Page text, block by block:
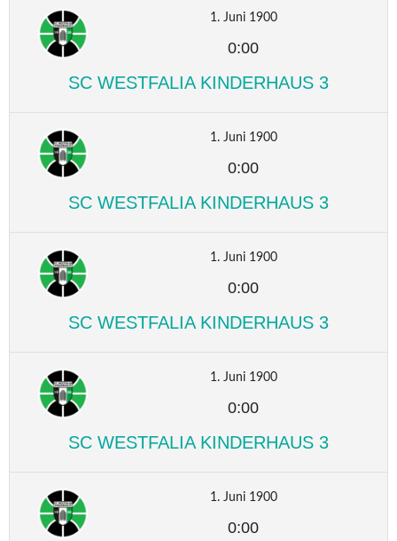
1. Juni 1900
0:00
SC WESTFALIA KINDERHAUS 3
1. Juni 1900
0:00
SC WESTFALIA KINDERHAUS 3
1. Juni 1900
0:00
SC WESTFALIA KINDERHAUS 3
1. Juni 1900
0:00
SC WESTFALIA KINDERHAUS 3
1. Juni 1900
0:00